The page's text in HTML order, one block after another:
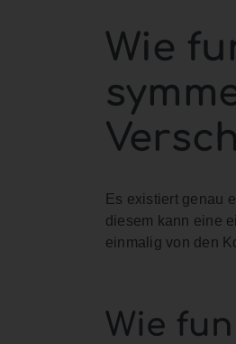
Wie
Es existiert genau
diesem kann eine
einmalig von den
Wie